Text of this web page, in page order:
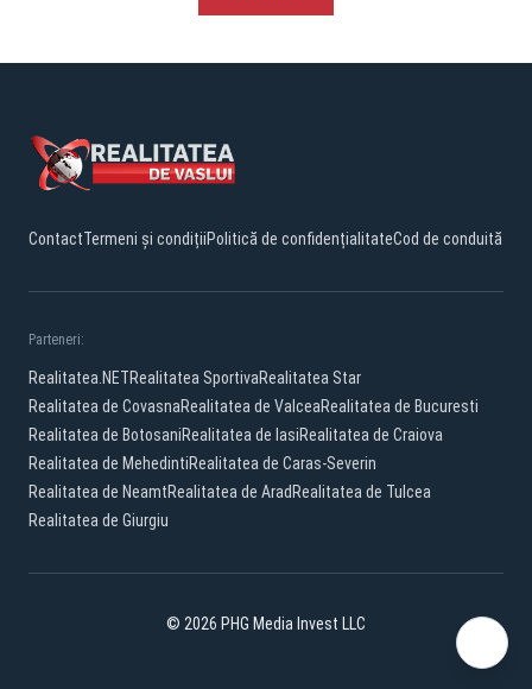
ContactTermeni și condițiiPolitică de confidențialitateCod de conduită
Parteneri:
Realitatea.NETRealitatea SportivaRealitatea Star
Realitatea de CovasnaRealitatea de ValceaRealitatea de Bucuresti
Realitatea de BotosaniRealitatea de IasiRealitatea de Craiova
Realitatea de MehedintiRealitatea de Caras-Severin
Realitatea de NeamtRealitatea de Arad Realitatea de Tulcea
Realitatea de Giurgiu
© 2026 PHG Media Invest LLC